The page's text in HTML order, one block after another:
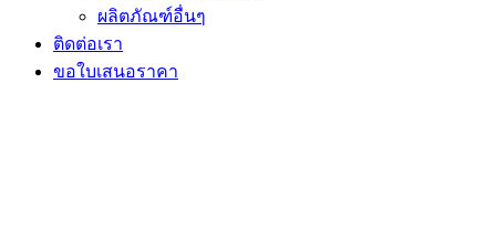
ผลิตภัณฑ์อื่นๆ
ติดต่อเรา
ขอใบเสนอราคา